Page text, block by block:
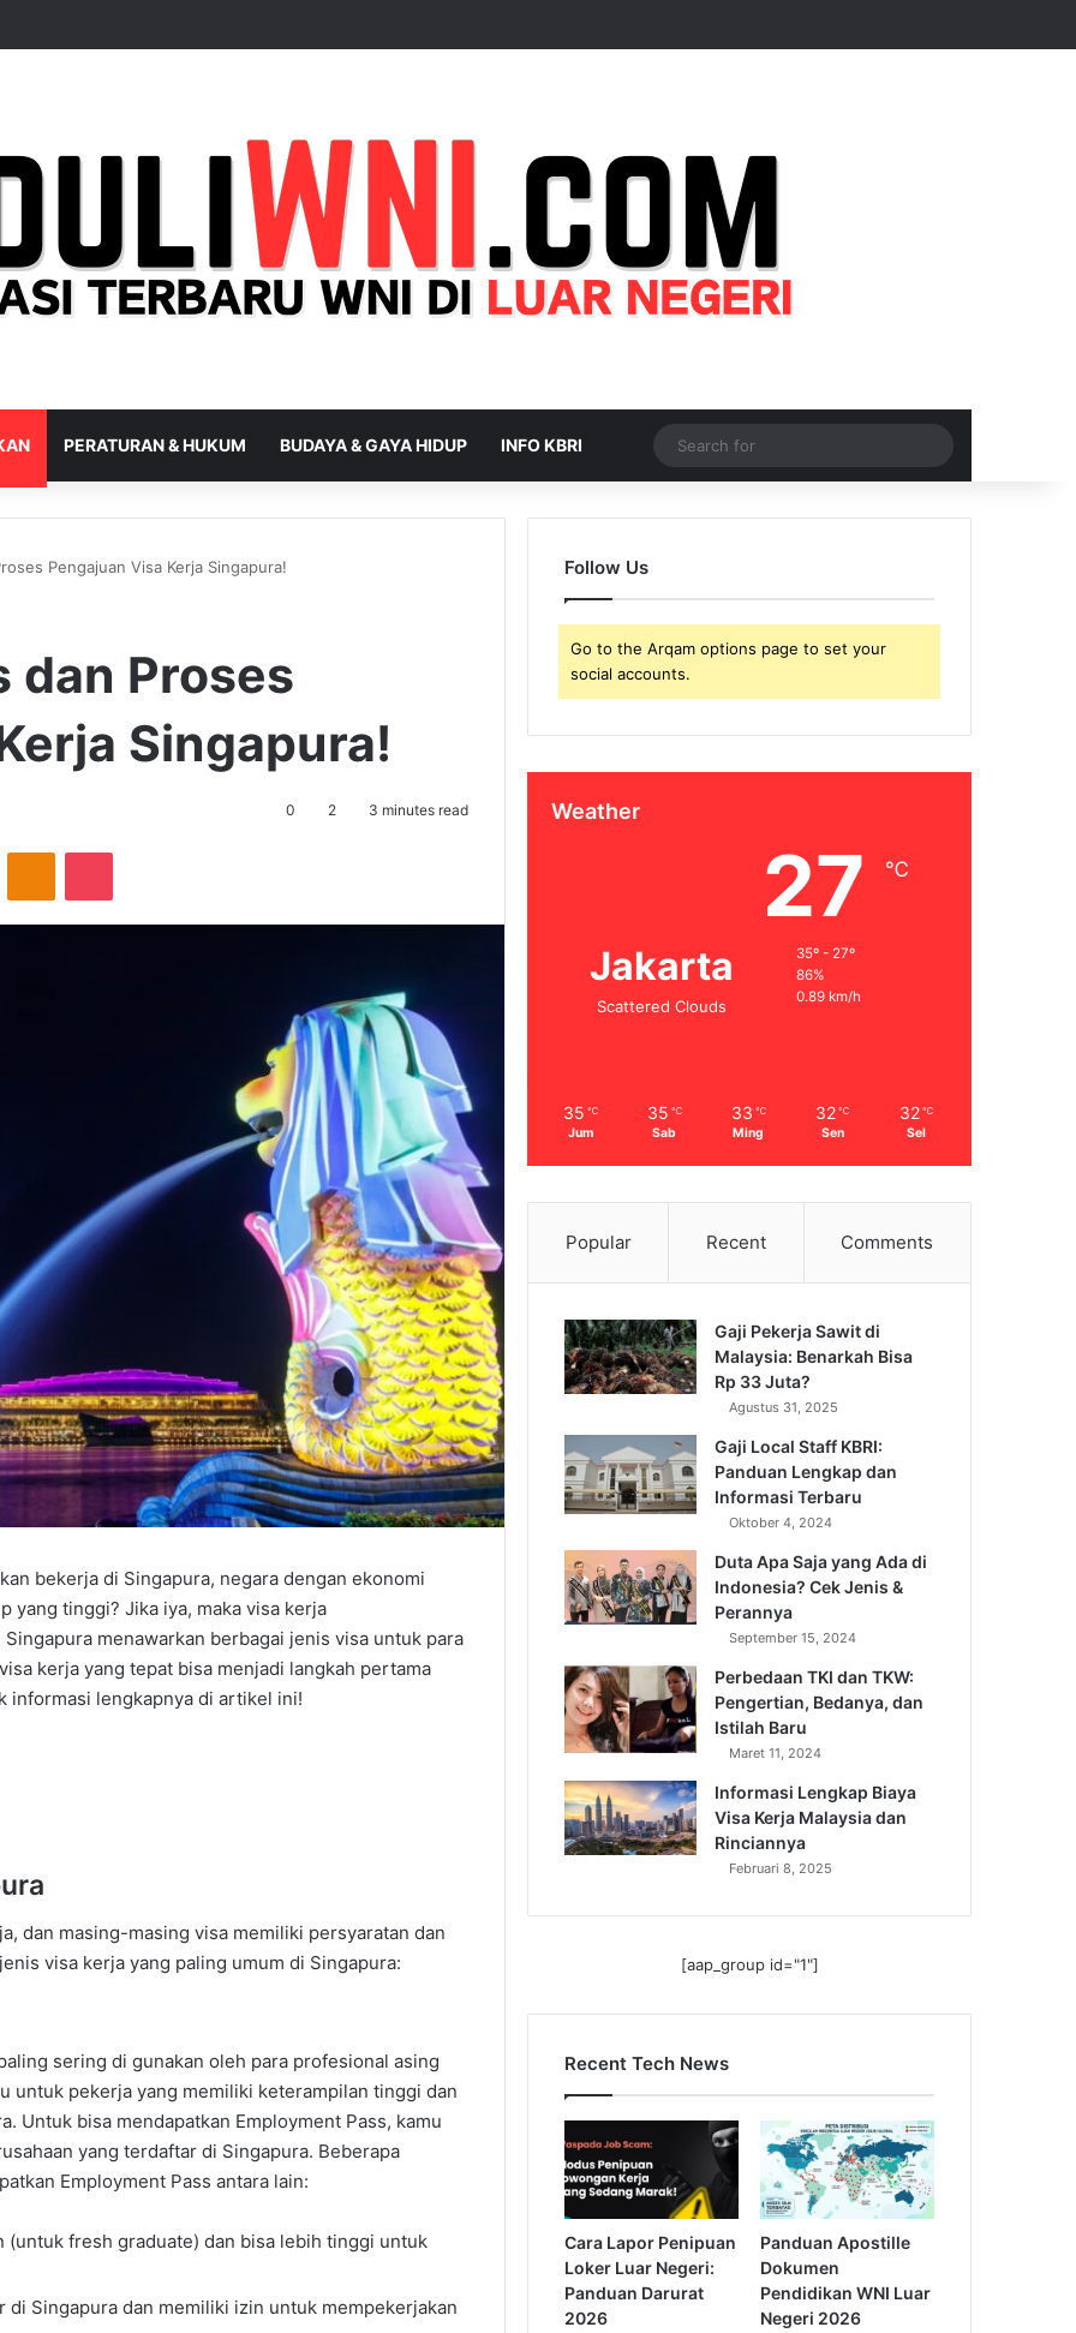
PERATURAN & HUKUM BUDAYA & GAYA HIDUP INFO KBRI
for
Pengajuan Visa Kerja Singapura!
dan Proses
Singapura!
0 2 3 minutes read
bekerja di Singapura, negara dengan ekonomi
yang tinggi? Jika iya, maka visa kerja
menawarkan berbagai jenis visa untuk para
kerja yang tepat bisa menjadi langkah pertama
informasi lengkapnya di artikel ini!
dan masing-masing visa memiliki persyaratan dan
visa kerja yang paling umum di Singapura:
sering di gunakan oleh para profesional asing
untuk pekerja yang memiliki keterampilan tinggi dan
Untuk bisa mendapatkan Employment Pass, kamu
yang terdaftar di Singapura. Beberapa
Employment Pass antara lain:
(untuk fresh graduate) dan bisa lebih tinggi untuk
Singapura dan memiliki izin untuk mempekerjakan
Follow Us
Go to the Arqam options page to set your
social accounts.
Weather
Jakarta
Scattered Clouds
27 ℃
35º - 27º
86%
0.89 km/h
35 ℃
Jum
35 ℃
Sab
33 ℃
Ming
32 ℃
Sen
32 ℃
Sel
Popular Recent Comments
Gaji Pekerja Sawit di
Malaysia: Benarkah Bisa
Rp 33 Juta?
Agustus 31, 2025
Gaji Local Staff KBRI:
Panduan Lengkap dan
Informasi Terbaru
Oktober 4, 2024
Duta Apa Saja yang Ada di
Indonesia? Cek Jenis &
Perannya
September 15, 2024
Perbedaan TKI dan TKW:
Pengertian, Bedanya, dan
Istilah Baru
Maret 11, 2024
Informasi Lengkap Biaya
Visa Kerja Malaysia dan
Rinciannya
Februari 8, 2025
[aap_group id="1"]
Recent Tech News
Cara Lapor Penipuan
Loker Luar Negeri:
Panduan Darurat
2026
Panduan Apostille
Dokumen
Pendidikan WNI Luar
Negeri 2026